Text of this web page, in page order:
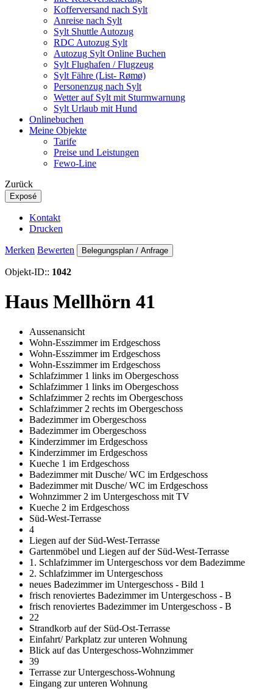
Kofferversand nach Sylt
Anreise nach Sylt
Sylt Shuttle Autozug
RDC Autozug Sylt
Autozug Sylt Online Buchen
Sylt Flughafen / Flugzeug
Sylt Fähre (List- Rømø)
Personenzug nach Sylt
Wetter auf Sylt mit Sturmwarnung
Sylt Urlaub mit Hund
Onlinebuchen
Meine Objekte
Tarife
Preise und Leistungen
Fewo-Line
Zurück
Exposé
Kontakt
Drucken
Merken Bewerten Belegungsplan / Anfrage
Objekt-ID:: 1042
Haus Mellhörn 41
Aussenansicht
Wohn-Esszimmer im Erdgeschoss
Wohn-Esszimmer im Erdgeschoss
Wohn-Esszimmer im Erdgeschoss
Schlafzimmer 1 links im Obergeschoss
Schlafzimmer 1 links im Obergeschoss
Schlafzimmer 2 rechts im Obergeschoss
Schlafzimmer 2 rechts im Obergeschoss
Badezimmer im Obergeschoss
Badezimmer im Obergeschoss
Kinderzimmer im Erdgeschoss
Kinderzimmer im Erdgeschoss
Kueche 1 im Erdgeschoss
Badezimmer mit Dusche/ WC im Erdgeschoss
Badezimmer mit Dusche/ WC im Erdgeschoss
Wohnzimmer 2 im Untergeschoss mit TV
Kueche 2 im Erdgeschoss
Süd-West-Terrasse
4
Liegen auf der Süd-West-Terrasse
Gartenmöbel und Liegen auf der Süd-West-Terrasse
1. Schlafzimmer im Untergeschoss vor dem Badezimme
2. Schlafzimmer im Untergeschoss
neues Badezimmer im Untergeschoss - Bild 1
frisch renoviertes Badezimmer im Untergeschoss - B
frisch renoviertes Badezimmer im Untergeschoss - B
22
Strandkorb auf der Süd-Ost-Terrasse
Einfahrt/ Parkplatz zur unteren Wohnung
Blick auf das Untergeschoss-Wohnzimmer
39
Terrasse zur Untergeschoss-Wohnung
Eingang zur unteren Wohnung